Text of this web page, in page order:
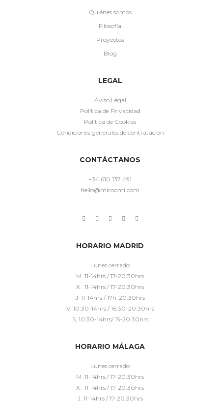
Quiénes somos
Filosofía
Proyectos
Blog
LEGAL
Aviso Legal
Política de Privacidad
Política de Cookies
Condiciones generales de contratación
CONTÁCTANOS
+34 610 137 491
hello@miroomi.com
HORARIO MADRID
Lunes cerrado
M. 11-14hrs / 17-20:30hrs
X. 11-14hrs / 17-20:30hrs
J. 11-14hrs / 17h-20:30hrs
V. 10:30-14hrs / 16:30-20:30hrs
S. 10:30-14hrs/ 15-20:30hrs
HORARIO MÁLAGA
Lunes cerrado
M. 11-14hrs / 17-20:30hrs
X. 11-14hrs / 17-20:30hrs
J. 11-14hrs / 17-20:30hrs